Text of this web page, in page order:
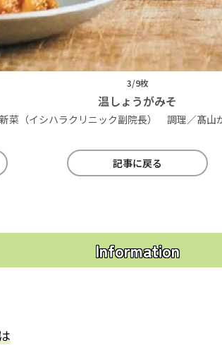
3/9枚
温しょうがみそ
菜（イシハラクリニック副院長） 調理／髙
記事に戻る
Information